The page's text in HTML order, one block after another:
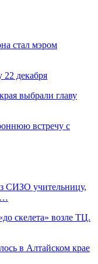
стал мэром
декабря
выбрали главу
встречу с
СИЗО учительницу,
скелета» возле ТЦ.
в Алтайском крае